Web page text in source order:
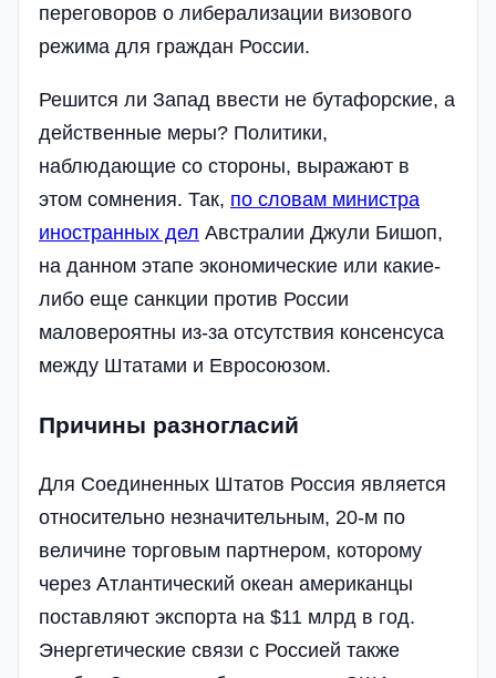
переговоров о либерализации визового
режима для граждан России.
Решится ли Запад ввести не бутафорские, а
действенные меры? Политики,
наблюдающие со стороны, выражают в
этом сомнения. Так, по словам министра
иностранных дел Австралии Джули Бишоп,
на данном этапе экономические или какие-
либо еще санкции против России
маловероятны из-за отсутствия консенсуса
между Штатами и Евросоюзом.
Причины разногласий
Для Соединенных Штатов Россия является
относительно незначительным, 20-м по
величине торговым партнером, которому
через Атлантический океан американцы
поставляют экспорта на $11 млрд в год.
Энергетические связи с Россией также